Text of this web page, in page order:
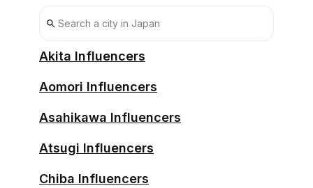
Akita Influencers
Aomori Influencers
Asahikawa Influencers
Atsugi Influencers
Chiba Influencers